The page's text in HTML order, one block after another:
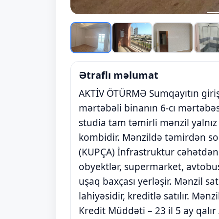
Ətraflı məlumat
AKTİV ÖTÜRMƏ Sumqayıtın
mərtəbəli binanın 6-cı
studia tam təmirli mənzil
kombidir. Mənzildə təmirdən
(KUPÇA) İnfrastruktur
obyektlər, supermarket,
uşaq baxçası yerləşir. Mənzil
lahiyəsidir, kreditlə satılır.
Kredit Müddəti – 23 il 5 ay qalır